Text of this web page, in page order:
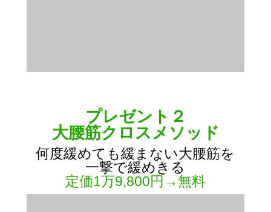
プレゼント２
大腰筋クロスメソッド
何度緩めても緩まない大腰筋を
一撃で緩めきる
定価1万9,800円→無料